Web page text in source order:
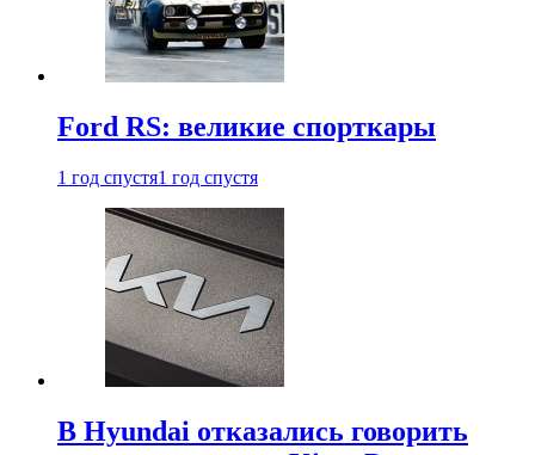
Ford RS: великие спорткары
1 год спустя1 год спустя
В Hyundai отказались говорить